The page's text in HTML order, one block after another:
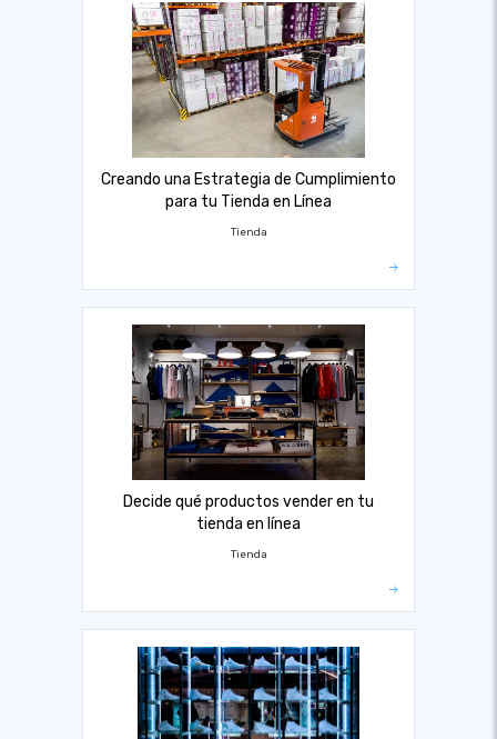
Creando una Estrategia de Cumplimiento
para tu Tienda en Línea
Tienda
Decide qué productos vender en tu
tienda en línea
Tienda